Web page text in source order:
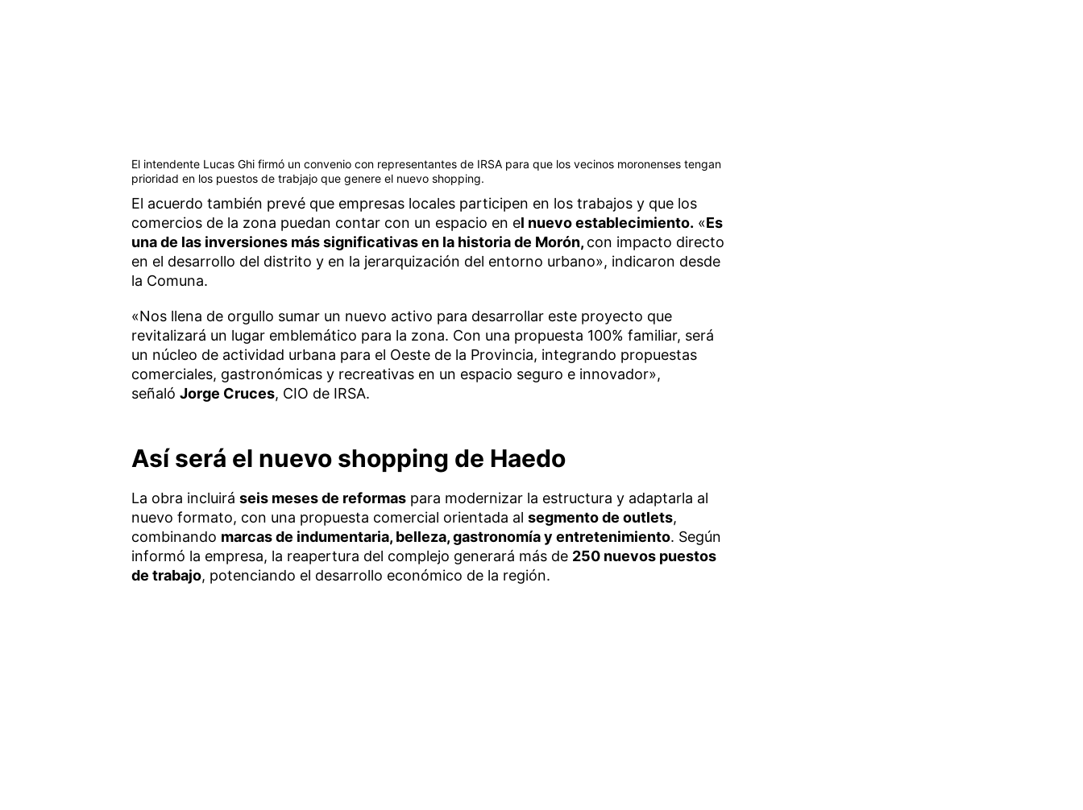
El intendente Lucas Ghi firmó un convenio con representantes de IRSA para que los vecinos moronenses tengan
prioridad en los puestos de trabjajo que genere el nuevo shopping.
El acuerdo también prevé que empresas locales participen en los trabajos y que los
comercios de la zona puedan contar con un espacio en el nuevo establecimiento. «Es
una de las inversiones más significativas en la historia de Morón, con impacto directo
en el desarrollo del distrito y en la jerarquización del entorno urbano», indicaron desde
la Comuna.
«Nos llena de orgullo sumar un nuevo activo para desarrollar este proyecto que
revitalizará un lugar emblemático para la zona. Con una propuesta 100% familiar, será
un núcleo de actividad urbana para el Oeste de la Provincia, integrando propuestas
comerciales, gastronómicas y recreativas en un espacio seguro e innovador»,
señaló Jorge Cruces, CIO de IRSA.
Así será el nuevo shopping de Haedo
La obra incluirá seis meses de reformaspara modernizar la estructura y adaptarla al
nuevo formato, con una propuesta comercial orientada al segmento de outlets,
combinando marcas de indumentaria, belleza, gastronomía y entretenimiento. Según
informó la empresa, la reapertura del complejo generará más de 250 nuevos puestos
de trabajo, potenciando el desarrollo económico de la región.